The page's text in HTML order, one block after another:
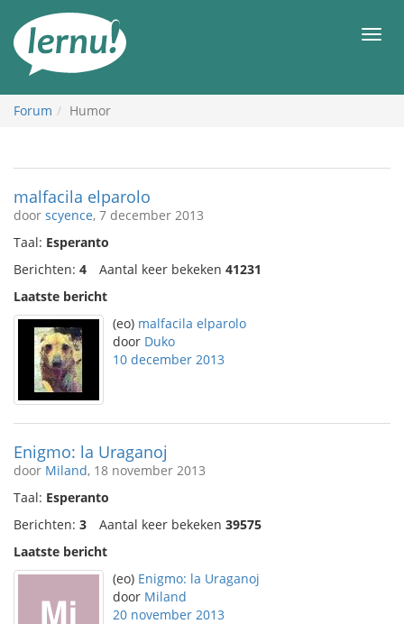
inhoud
Forum Humor
malfacila elparolo
door scyence, 7 december 2013
Taal: Esperanto
Berichten: 4 Aantal keer bekeken 41231
Laatste bericht
(eo) malfacila elparolo
door Duko
10 december 2013
Enigmo: la Uraganoj
door Miland, 18 november 2013
Taal: Esperanto
Berichten: 3 Aantal keer bekeken 39575
Laatste bericht
(eo) Enigmo: la Uraganoj
door Miland
20 november 2013